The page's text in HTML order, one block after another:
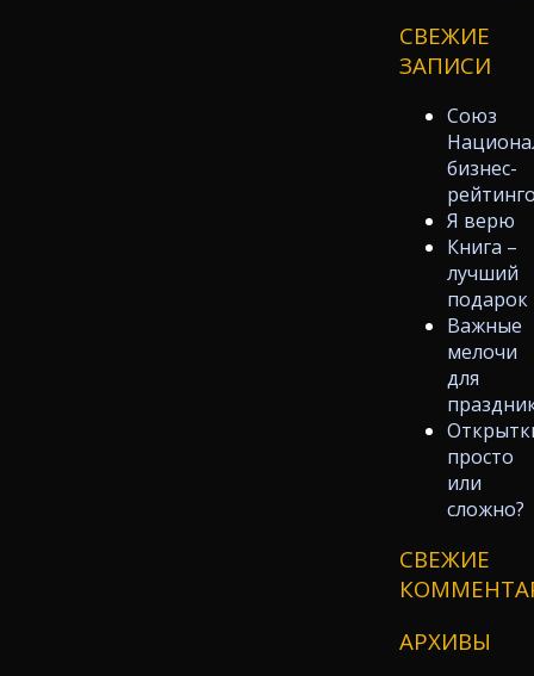
СВЕЖИЕ
ЗАПИСИ
Союз
бизнес-
Я верю
Книга –
лучший
подарок
Важные
мелочи
для
просто
или
сложно?
СВЕЖИЕ
АРХИВЫ